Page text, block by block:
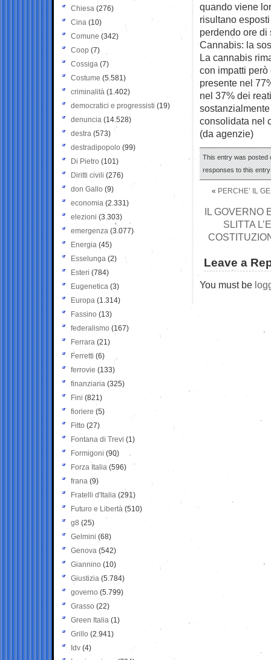
quando viene
risultano
perdendo ore di
Cannabis: la
La cannabis
con impatti
presente nel
nel 37% dei
consolidata nel
(da agenzie)
This entry was posted
responses to this
« PERCHE’ IL
IL GOVERNO
SLITTA
Leave a
You must be
Chiesa (276)
Cina (10)
Comune (342)
Coop (7)
Cossiga (7)
Costume (5.581)
criminalità (1.402)
democratici e progressisti (19)
denuncia (14.528)
destra (573)
destradipopolo (99)
Di Pietro (101)
Diritti civili (276)
don Gallo (9)
economia (2.331)
elezioni (3.303)
emergenza (3.077)
Energia (45)
Esselunga (2)
Esteri (784)
Eugenetica (3)
Europa (1.314)
Fassino (13)
federalismo (167)
Ferrara (21)
Ferretti (6)
ferrovie (133)
finanziaria (325)
Fini (821)
fioriere (5)
Fitto (27)
Fontana di Trevi (1)
Formigoni (90)
Forza Italia (596)
frana (9)
Fratelli d'Italia (291)
Futuro e Libertà (510)
g8 (25)
Gelmini (68)
Genova (542)
Giannino (10)
Giustizia (5.784)
governo (5.799)
Grasso (22)
Green Italia (1)
Grillo (2.941)
Idv (4)